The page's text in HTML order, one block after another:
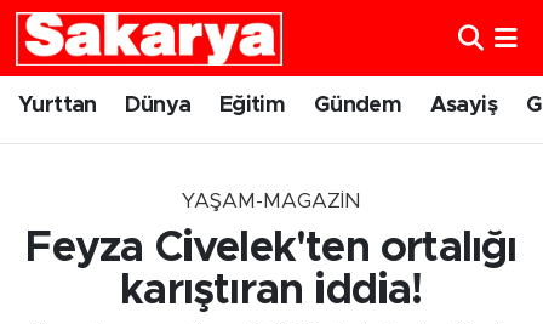
Yurttan Dünya Eğitim Gündem Asayiş
YAŞAM-MAGAZIN
Feyza Civelek'ten ortalığı
karıştıran iddia!
Yurttan
Gündem
Eskişehir Nöbetçi Eczaneler
Eskişehir Namaz Vakitleri
Eskişehir Trafik Yoğunluk Haritası